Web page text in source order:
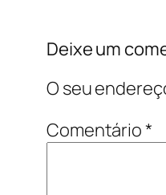
Deixe um
O seu
Comentário*